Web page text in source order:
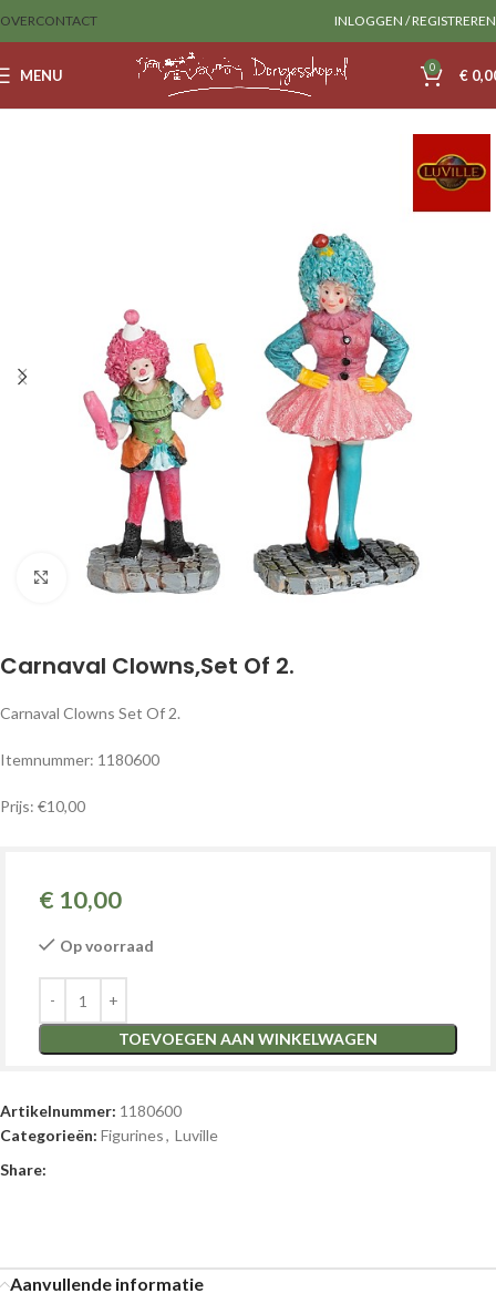
OVERCONTACT INLOGGEN / REGISTREREN
MENU 0 €
Klik om te vergroten
Carnaval Clowns,Set Of 2.
Carnaval Clowns Set Of 2.
Itemnummer: 1180600
Prijs: €10,00
€ 10,00
Op voorraad
TOEVOEGEN AAN WINKELWAGEN
Artikelnummer: 1180600
Categorieën: Figurines, Luville
Share:
Aanvullende informatie